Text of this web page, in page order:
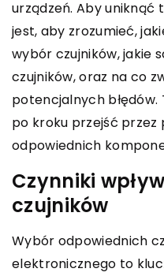
urządzeń. Aby
jest, aby zrozumieć,
wybór czujników, jakie
czujników, oraz na co
potencjalnych błędów.
po kroku przejść przez
odpowiednich
Czynniki
czujników
Wybór odpowiednich
elektronicznego to